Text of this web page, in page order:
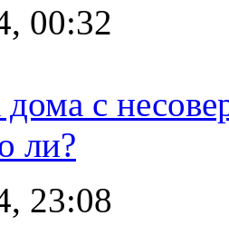
00:32
с
ли?
23:08